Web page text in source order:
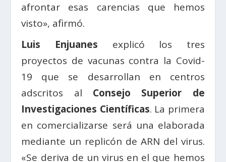
afrontar esas carencias que hemos
visto», afirmó.
Luis Enjuanes explicó los tres
proyectos de vacunas contra la Covid-
19 que se desarrollan en centros
adscritos al Consejo Superior de
Investigaciones Científicas. La primera
en comercializarse será una elaborada
mediante un replicón de ARN del virus.
«Se deriva de un virus en el que hemos